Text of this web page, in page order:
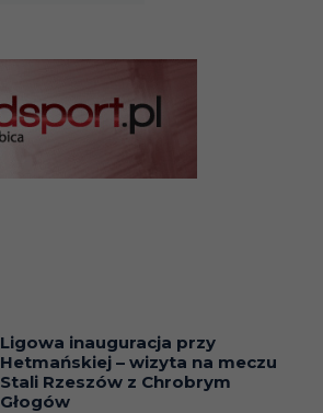
Ligowa inauguracja przy
Hetmańskiej – wizyta na meczu
Stali Rzeszów z Chrobrym
Głogów